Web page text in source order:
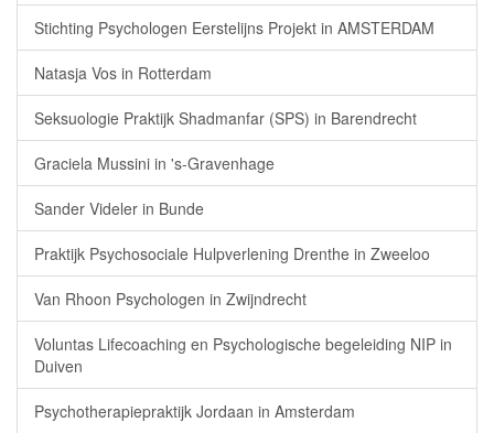
Stichting Psychologen Eerstelijns Projekt in AMSTERDAM
Natasja Vos in Rotterdam
Seksuologie Praktijk Shadmanfar (SPS) in Barendrecht
Graciela Mussini in 's-Gravenhage
Sander Videler in Bunde
Praktijk Psychosociale Hulpverlening Drenthe in Zweeloo
Van Rhoon Psychologen in Zwijndrecht
Voluntas Lifecoaching en Psychologische begeleiding NIP in
Duiven
Psychotherapiepraktijk Jordaan in Amsterdam